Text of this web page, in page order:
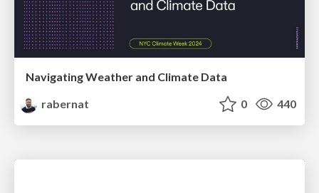
Navigating Weather and Climate Data
rabernat
0 440